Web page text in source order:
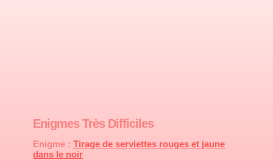
Enigmes Très Difficiles
Enigme : Tirage de serviettes rouges et jaune
dans le noir